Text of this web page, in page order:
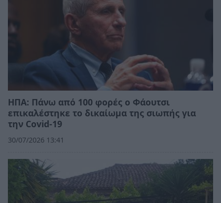
ΗΠΑ: Πάνω από 100 φορές ο Φάουτσι
επικαλέστηκε το δικαίωμα της σιωπής για
την Covid-19
30/07/2026 13:41